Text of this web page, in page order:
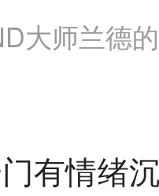
大师兰德
有情绪